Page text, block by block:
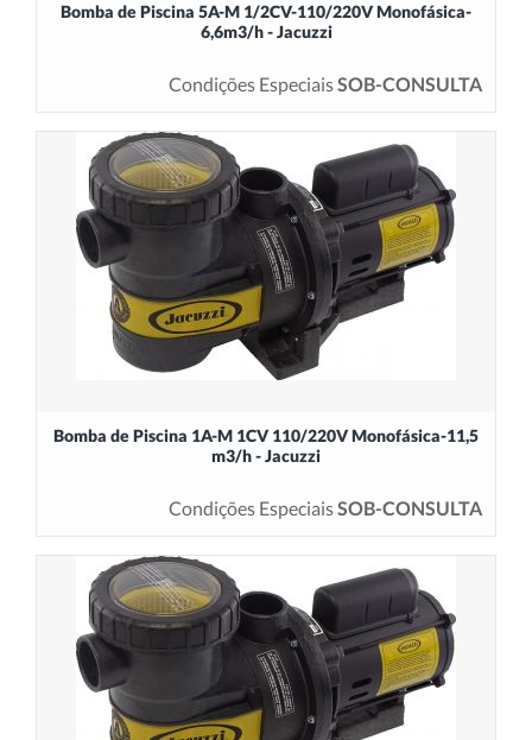
Bomba de Piscina 5A-M 1/2CV-110/220V Monofásica-
6,6m3/h - Jacuzzi
Condições EspeciaisSOB-CONSULTA
Bomba de Piscina 1A-M 1CV 110/220V Monofásica-11,5
m3/h - Jacuzzi
Condições EspeciaisSOB-CONSULTA